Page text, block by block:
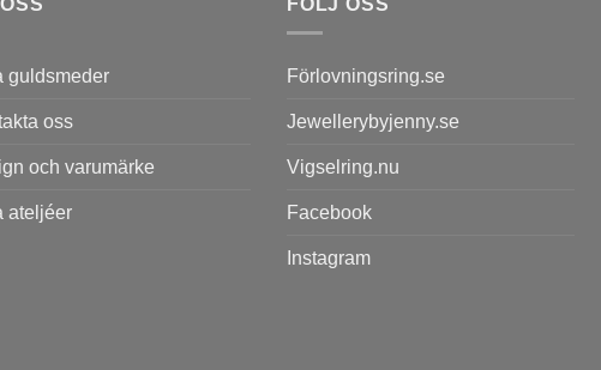
guldsmeder
oss
och varumärke
ateljéer
Förlovningsring.se
Jewellerybyjenny.se
Vigselring.nu
Facebook
Instagram